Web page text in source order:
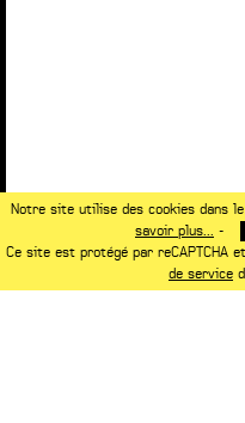
Notre site utilise des cookies dans
savoir plus...
-
Ce site est protégé par reCAPTCHA et
de service